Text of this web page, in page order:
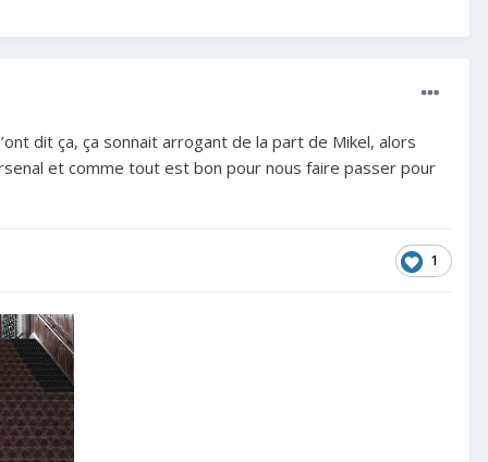
dit ça, ça sonnait arrogant de la part de Mikel, alors
et comme tout est bon pour nous faire passer pour
1